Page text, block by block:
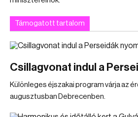
Támogatott tartalom
Csillagvonat indul a
Különleges éjszakai program várja az
augusztusban Debrecenben.